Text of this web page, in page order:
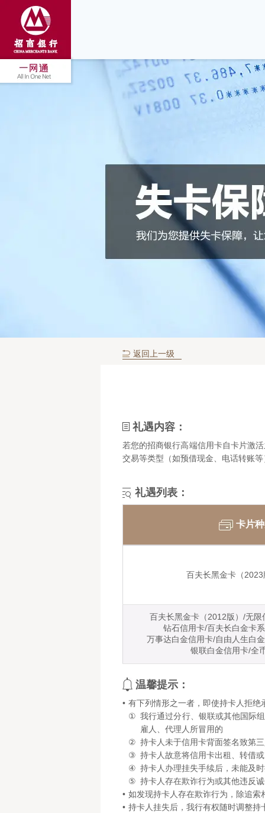
返回上一级
礼遇内容：
若您的招商银行高端信用卡自卡片激
交易等类型（如预借现金、电话转账
礼遇列表：
卡片
百夫长黑金卡（
百夫长黑金卡（2012版）/无
钻石信用卡/百夫长白金卡
万事达白金信用卡/自由人生白
银联白金信用卡/全
温馨提示：
• 有下列情形之一者，即使持卡人拒
① 我行通过分行、银联或其他国际
雇人、代理人所冒用的
② 持卡人未于信用卡背面签名致第
③ 持卡人故意将信用卡出租、转借
④ 持卡人办理挂失手续后，未能及
⑤ 持卡人存在欺诈行为或其他违反
• 如发现持卡人存在欺诈行为，除追
• 持卡人挂失后，我行有权随时调整持